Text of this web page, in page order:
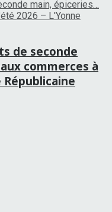
de seconde
commerces à
Républicaine